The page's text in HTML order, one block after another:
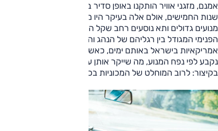
אמנם, מזגני אוויר הותקנו באופן סדיר במכוניות כבר בתחילת
שנות החמישים, אולם אלה בעיקר היו מכוניות אמריקאיות עם
מנועים גדולים ותא נוסעים רחב שקל היה למתקן בו את החלק
הפנימי המגודל בין רגליהם של הנהג והנוסע לצדו. אלא שמכוניות
אמריקאיות בישראל באותם ימים, כאשר המיסוי הגבוה מאוד
נקבע לפי נפח המנוע, מה שייקר אותן עוד יותר, היו יקרות ביותר.
בקיצור: לרוב המוחלט של המכוניות בכבישים לא היו מזגנים.